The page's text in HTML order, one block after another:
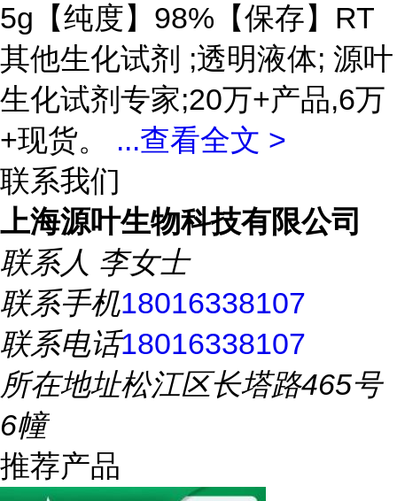
5g【纯度】98%【保存】RT
其他生化试剂 ;透明液体; 源叶
生化试剂专家;20万+产品,6万
+现货。 ...查看全文 >
联系我们
上海源叶生物科技有限公司
联系人 李女士
联系手机18016338107
联系电话18016338107
所在地址松江区长塔路465号
6幢
推荐产品